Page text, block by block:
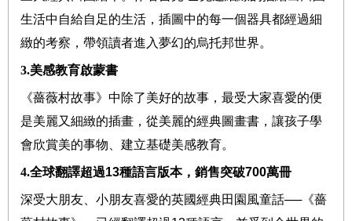
生活中自給自足的生活，插圖中的每一個器具都經過細
緻的考察，帶領讀者進入夢幻的烏托邦世界。
3.美感教育啟蒙書
《薔薇村故事》中除了美好的故事，最受大家喜愛的便
是美麗又細緻的插畫，從美麗的經典圖畫書，讓孩子學
會欣賞美的事物、建立基礎美感教育。
4.全球翻譯超過13種語言版本，銷售突破700萬冊
深受大朋友、小朋友喜愛的英國經典田園風童話──《薔